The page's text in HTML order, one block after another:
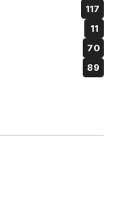
117
11
70
89